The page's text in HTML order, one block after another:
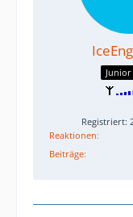
Registriert:
Reaktionen
Beiträge